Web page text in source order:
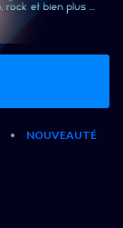
•
NOUVEAUTÉ